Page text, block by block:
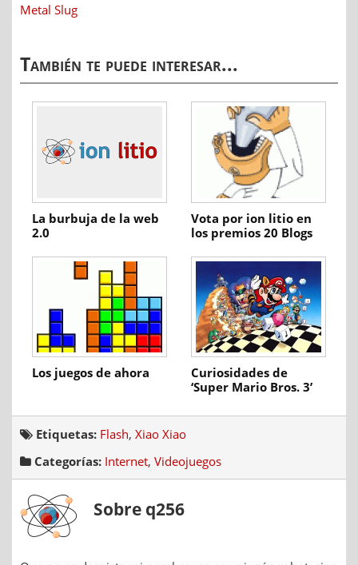
Metal Slug
También te puede interesar...
La burbuja de la web
2.0
Vota por ion litio en
los premios 20 Blogs
Los juegos de ahora
Curiosidades de
‘Super Mario Bros. 3’
Etiquetas: Flash, Xiao Xiao
Categorías: Internet, Videojuegos
Sobre q256